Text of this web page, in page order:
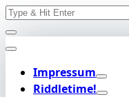
Skip
to
content
Search
Impressum
Riddletime!